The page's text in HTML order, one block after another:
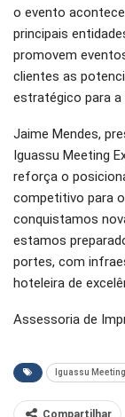
o evento
principais
promovem
clientes as
estratégico para a
Jaime Mendes,
Iguassu Meeting
reforça o
competitivo para
conquistamos
estamos
portes, com
hoteleira de
Assessoria de
Iguassu
Compartilhar